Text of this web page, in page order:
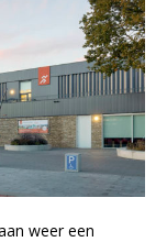
weer een